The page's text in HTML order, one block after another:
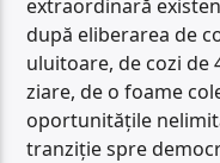
extraordinară
după eliberarea de
uluitoare, de cozi de
ziare, de o foame
oportunitățile
tranziție spre